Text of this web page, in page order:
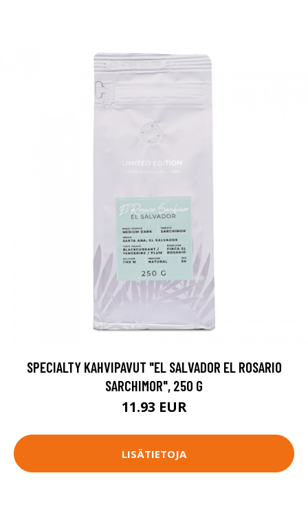
SPECIALTY KAHVIPAVUT "EL SALVADOR EL ROSARIO
SARCHIMOR", 250 G
11.93 EUR
LISÄTIETOJA